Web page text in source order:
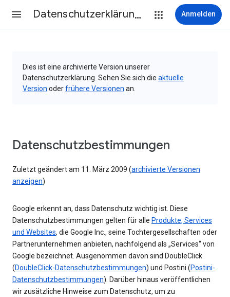
Datenschutzerklärung & Nutzungsbedingungen Anmelden
Dies ist eine archivierte Version unserer
Datenschutzerklärung. Sehen Sie sich die aktuelle
Version oderfrühere Versionen an.
Datenschutzbestimmungen
Zuletzt geändert am 11. März 2009 (archivierte Versionen
anzeigen)
Google erkennt an, dass Datenschutz wichtig ist. Diese
Datenschutzbestimmungen gelten für alle Produkte, Services
und Websites, die Google Inc., seine Tochtergesellschaften oder
Partnerunternehmen anbieten, nachfolgend als „Services“ von
Google bezeichnet. Ausgenommen davon sind DoubleClick
(DoubleClick-Datenschutzbestimmungen) und Postini (Postini-
Datenschutzbestimmungen). Darüber hinaus veröffentlichen
wir zusätzliche Hinweise zum Datenschutz, um zu